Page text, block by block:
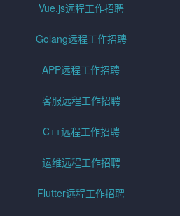
Vue.js远程工作招聘
Golang远程工作招聘
APP远程工作招聘
客服远程工作招聘
C++远程工作招聘
运维远程工作招聘
Flutter远程工作招聘